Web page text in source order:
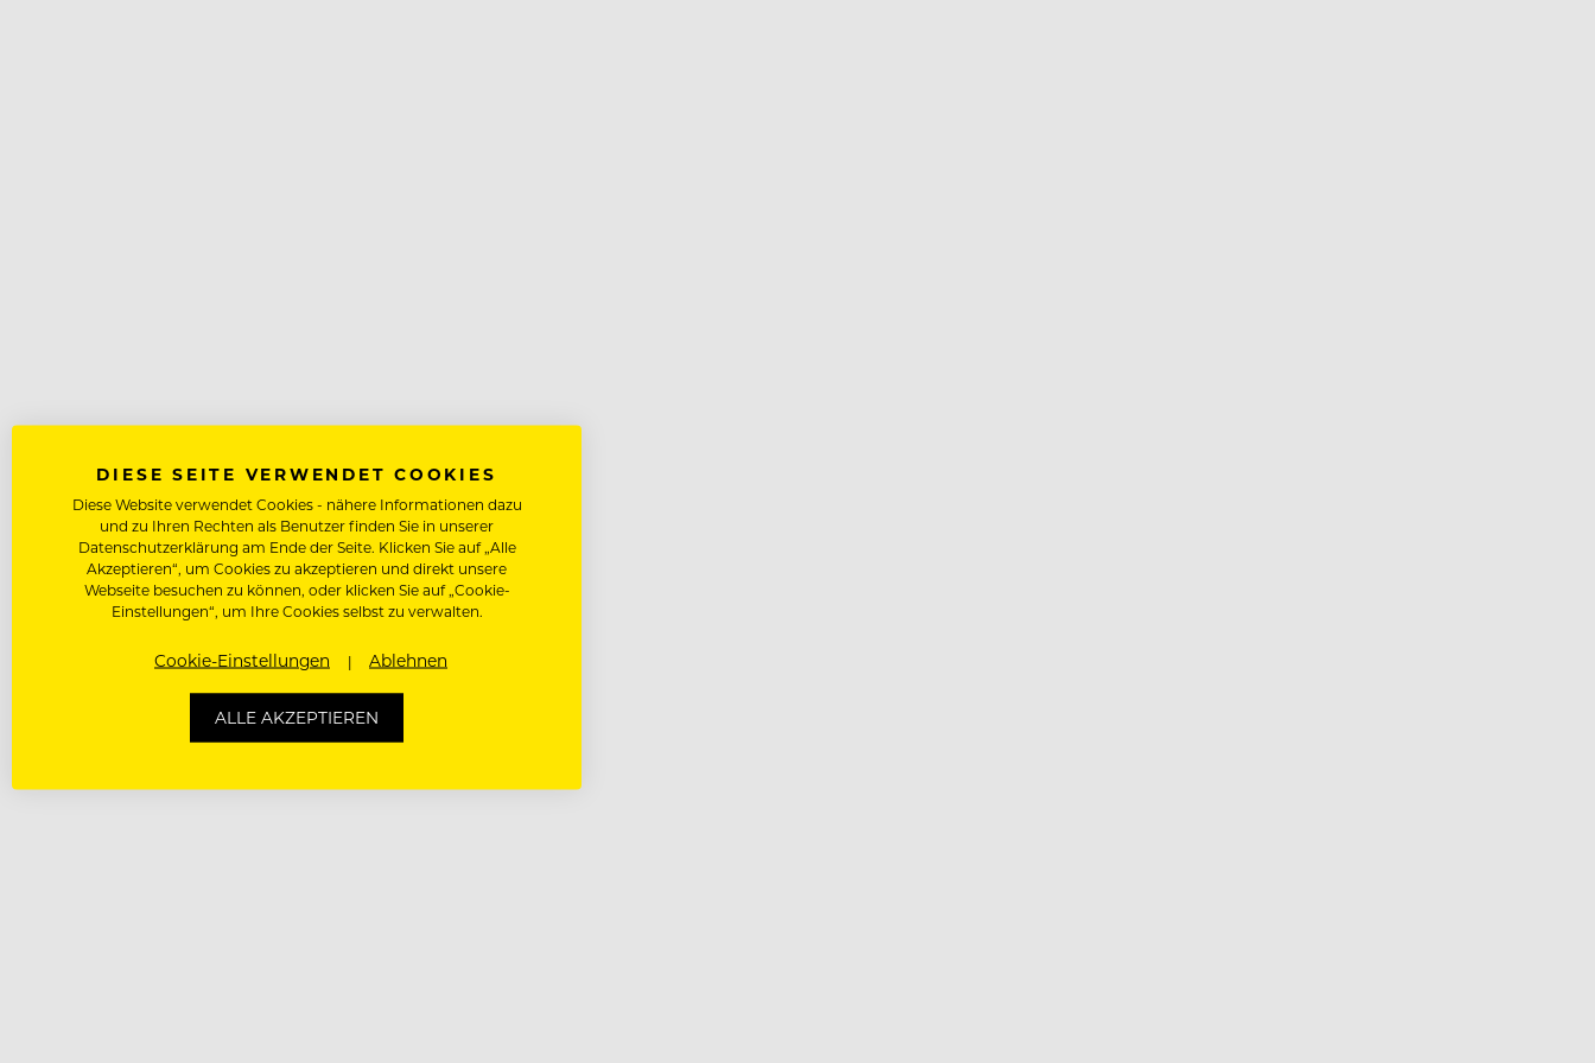
DIESE SEITE VERWENDET COOKIES
Diese Website verwendet Cookies - nähere Informationen dazu
und zu Ihren Rechten als Benutzer finden Sie in unserer
Datenschutzerklärung am Ende der Seite. Klicken Sie auf „Alle
Akzeptieren“, um Cookies zu akzeptieren und direkt unsere
Webseite besuchen zu können, oder klicken Sie auf „Cookie-
Einstellungen“, um Ihre Cookies selbst zu verwalten.
Cookie-Einstellungen Ablehnen
ALLE AKZEPTIEREN